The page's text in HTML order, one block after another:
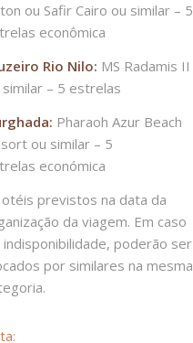
ou Safir Cairo ou similar – 5
econômica
Rio Nilo: MS Radamis II
similar – 5 estrelas
Pharaoh Azur Beach
ou similar – 5
económica
previstos na data da
da viagem. Em caso
indisponibilidade, poderão ser
por similares na mesma